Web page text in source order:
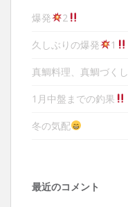
爆発 2
久しぶりの爆発 1
真鯛料理、真鯛づくし
1月中盤までの釣果
冬の気配
最近のコメント